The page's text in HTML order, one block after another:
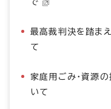
で
最高裁判決を踏ま
て
家庭用ごみ・資源
いて